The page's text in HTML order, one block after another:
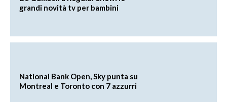
grandi novità tv per bambini
National Bank Open, Sky punta su
Montreal e Toronto con 7 azzurri